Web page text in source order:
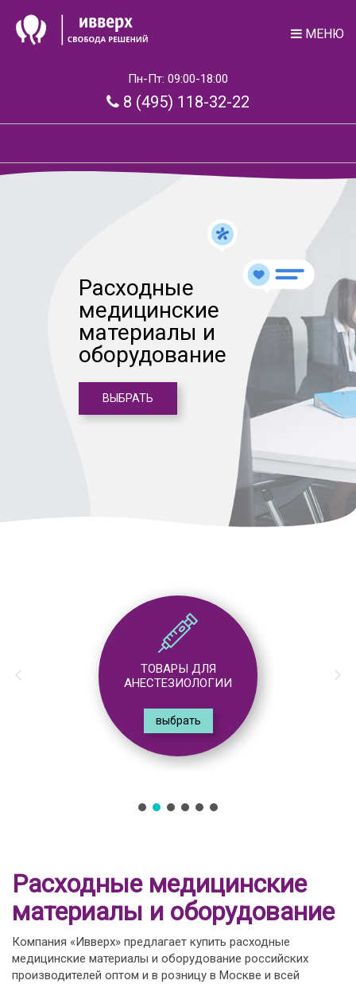
МЕНЮ
Пн-Пт: 09:00-18:00
8 (495) 118-32-22
Расходные
медицинские
материалы и
оборудование
ВЫБРАТЬ
ТОВАРЫ ДЛЯ
АНЕСТЕЗИОЛОГИИ
выбрать
Расходные медицинские
материалы и оборудование
Компания «Ивверх» предлагает купить расходные
медицинские материалы и оборудование российских
производителей оптом и в розницу в Москве и всей